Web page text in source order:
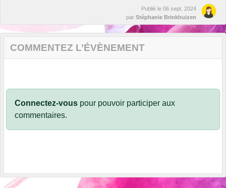
Publié le 06 sept. 2024
par Stéphanie Brinkhuizen
COMMENTEZ L’ÉVÈNEMENT
Connectez-vous pour pouvoir participer aux
commentaires.